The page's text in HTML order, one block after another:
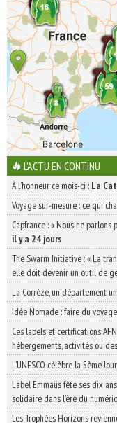
L'ACTU EN CONTINU
À l'honneur ce mois-ci : La
Voyage sur-mesure : ce qui
Capfrance : « Nous ne
il y a 24 jours
The Swarm Initiative : « La
elle doit devenir un outil de
La Corrèze, un département
Idée Nomade : faire du
Ces labels et certifications
hébergements, activités ou
L’UNESCO célèbre la 5ème
Label Emmaüs fête ses dix
solidaire dans l’ère du
Les Trophées Horizons